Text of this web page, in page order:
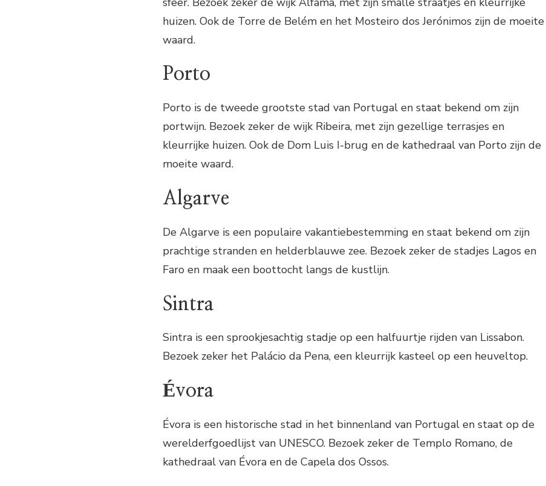
huizen. Ook de Torre de Belém en het Mosteiro dos Jerónimos zijn de moeite
waard.
Porto
Porto is de tweede grootste stad van Portugal en staat bekend om zijn
portwijn. Bezoek zeker de wijk Ribeira, met zijn gezellige terrasjes en
kleurrijke huizen. Ook de Dom Luis I-brug en de kathedraal van Porto zijn de
moeite waard.
Algarve
De Algarve is een populaire vakantiebestemming en staat bekend om zijn
prachtige stranden en helderblauwe zee. Bezoek zeker de stadjes Lagos en
Faro en maak een boottocht langs de kustlijn.
Sintra
Sintra is een sprookjesachtig stadje op een halfuurtje rijden van Lissabon.
Bezoek zeker het Palácio da Pena, een kleurrijk kasteel op een heuveltop.
Évora
Évora is een historische stad in het binnenland van Portugal en staat op de
werelderfgoedlijst van UNESCO. Bezoek zeker de Templo Romano, de
kathedraal van Évora en de Capela dos Ossos.